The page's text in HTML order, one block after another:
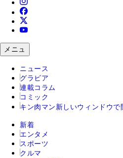
メニュ
ニュース
グラビア
連載コラム
コミック
キン肉マン 新しいウィンドウで
新着
エンタメ
スポーツ
クルマ